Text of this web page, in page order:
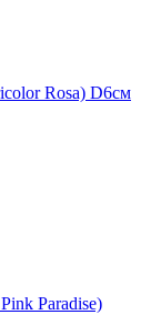
Rosa) D6см
Paradise)